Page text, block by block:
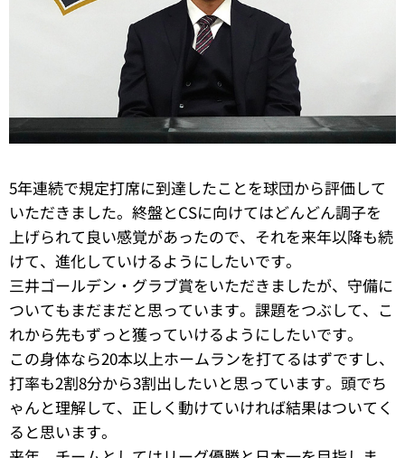
5年連続で規定打席に到達したことを球団から評価して
いただきました。終盤とCSに向けてはどんどん調子を
上げられて良い感覚があったので、それを来年以降も続
けて、進化していけるようにしたいです。
三井ゴールデン・グラブ賞をいただきましたが、守備に
ついてもまだまだと思っています。課題をつぶして、こ
れから先もずっと獲っていけるようにしたいです。
この身体なら20本以上ホームランを打てるはずですし、
打率も2割8分から3割出したいと思っています。頭でち
ゃんと理解して、正しく動けていければ結果はついてく
ると思います。